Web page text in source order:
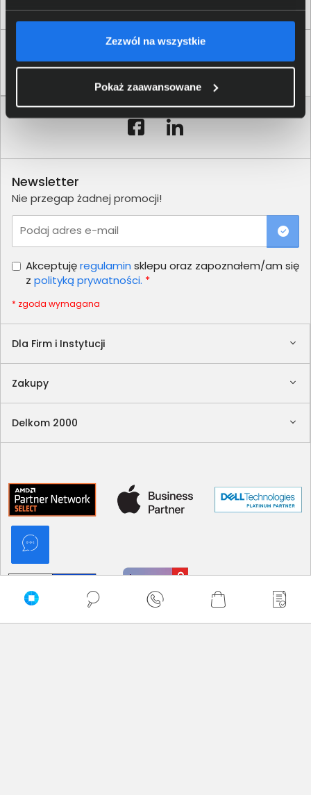
Zezwól na wszystkie
Pokaż zaawansowane
Dla Firm i Instytucji
Zakupy
Delkom 2000
Newsletter
Nie przegap żadnej promocji!
Podaj adres e-mail
Akceptujęregulamin sklepu oraz zapoznałem/am się
z polityką prywatności. *
* zgoda wymagana